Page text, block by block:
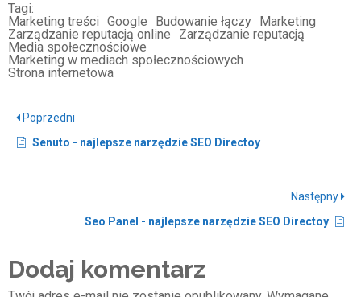
Tagi:
Marketing treści Google Budowanie łączy Marketing
Zarządzanie reputacją online
Zarządzanie reputacją
Media społecznościowe
Marketing w mediach społecznościowych
Strona internetowa
Poprzedni
Senuto - najlepsze narzędzie SEO Directoy
Następny
Seo Panel - najlepsze narzędzie SEO Directoy
Dodaj komentarz